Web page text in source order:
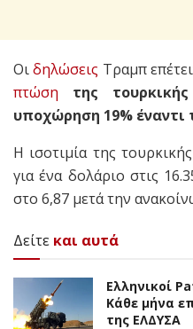
Οιδηλώσεις Τραμπ
πτώση
της
υποχώρηση 19% έναντι
Η ισοτιμία της
για ένα δολάριο στις
στο 6,87 μετά την
Δείτε και αυτά
Ελληνικοί
Κάθε μήνα
της ΕΛΔΥΣΑ